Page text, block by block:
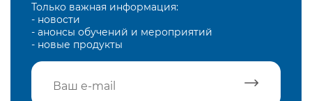
Только важная информация:
- новости
- анонсы обучений и мероприятий
- новые продукты